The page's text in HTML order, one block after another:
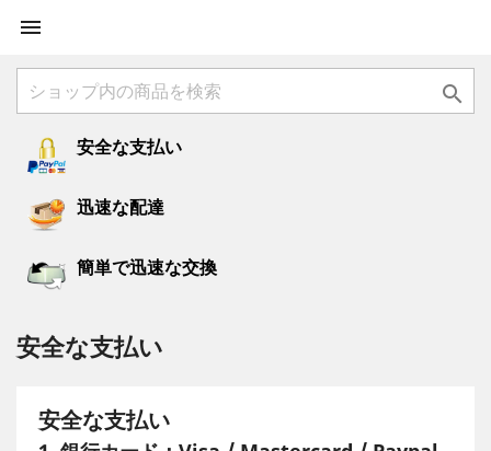


安全な支払い
迅速な配達
簡単で迅速な交換
安全な支払い
安全な支払い